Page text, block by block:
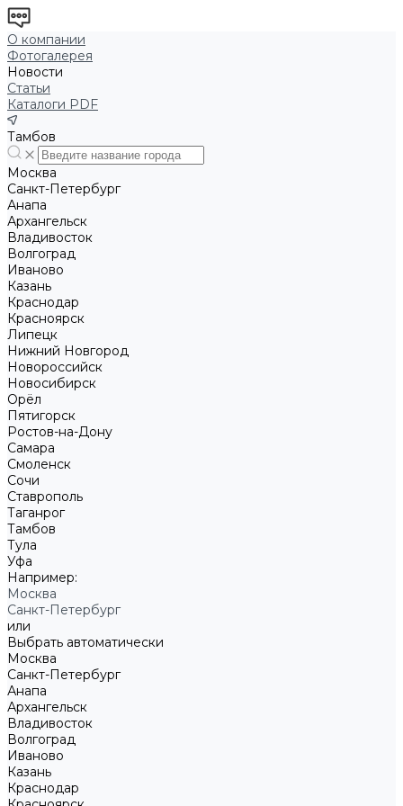
О компании
Фотогалерея
Новости
Статьи
Каталоги PDF
Тамбов
Москва
Санкт-Петербург
Анапа
Архангельск
Владивосток
Волгоград
Иваново
Казань
Краснодар
Красноярск
Липецк
Нижний Новгород
Новороссийск
Новосибирск
Орёл
Пятигорск
Ростов-на-Дону
Самара
Смоленск
Сочи
Ставрополь
Таганрог
Тамбов
Тула
Уфа
Например:
Москва
Санкт-Петербург
или
Выбрать автоматически
Москва
Санкт-Петербург
Анапа
Архангельск
Владивосток
Волгоград
Иваново
Казань
Краснодар